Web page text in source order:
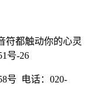
符都触动你的心灵
号-26
号 电话：020-